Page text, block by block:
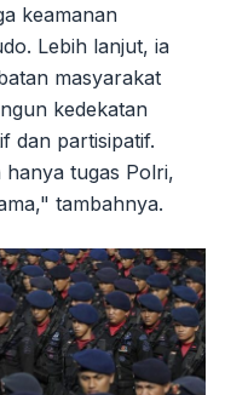
keamanan
Lebih lanjut, ia
masyarakat
kedekatan
dan partisipatif.
tugas Polri,
tambahnya.